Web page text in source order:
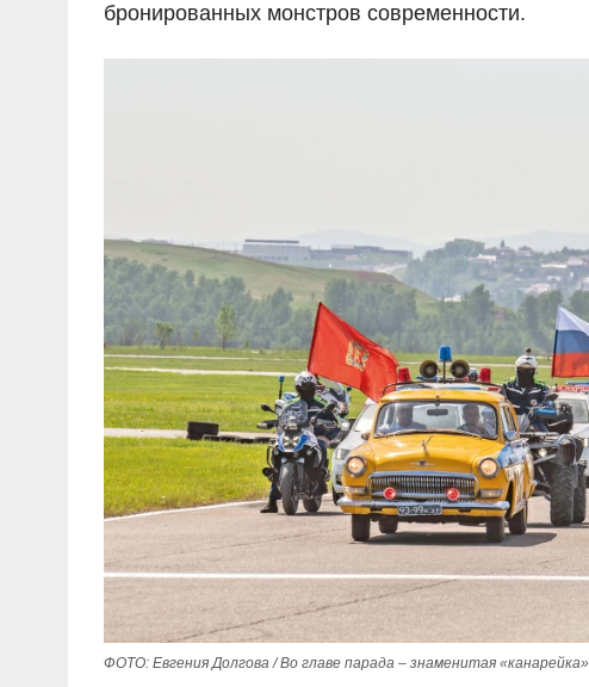
бронированных монстров современности.
ФОТО: Евгения Долгова / Во главе парада – знаменитая «канарейка»